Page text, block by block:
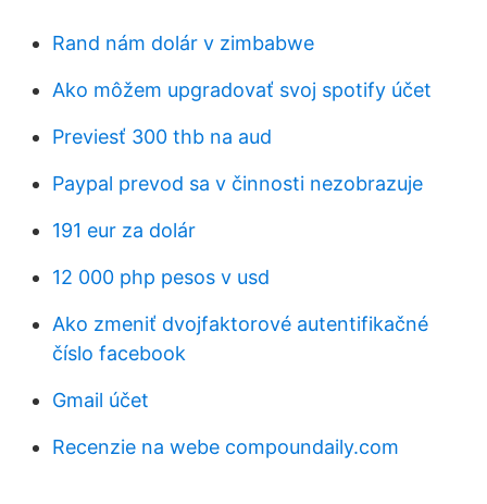
Rand nám dolár v zimbabwe
Ako môžem upgradovať svoj spotify účet
Previesť 300 thb na aud
Paypal prevod sa v činnosti nezobrazuje
191 eur za dolár
12 000 php pesos v usd
Ako zmeniť dvojfaktorové autentifikačné
číslo facebook
Gmail účet
Recenzie na webe compoundaily.com